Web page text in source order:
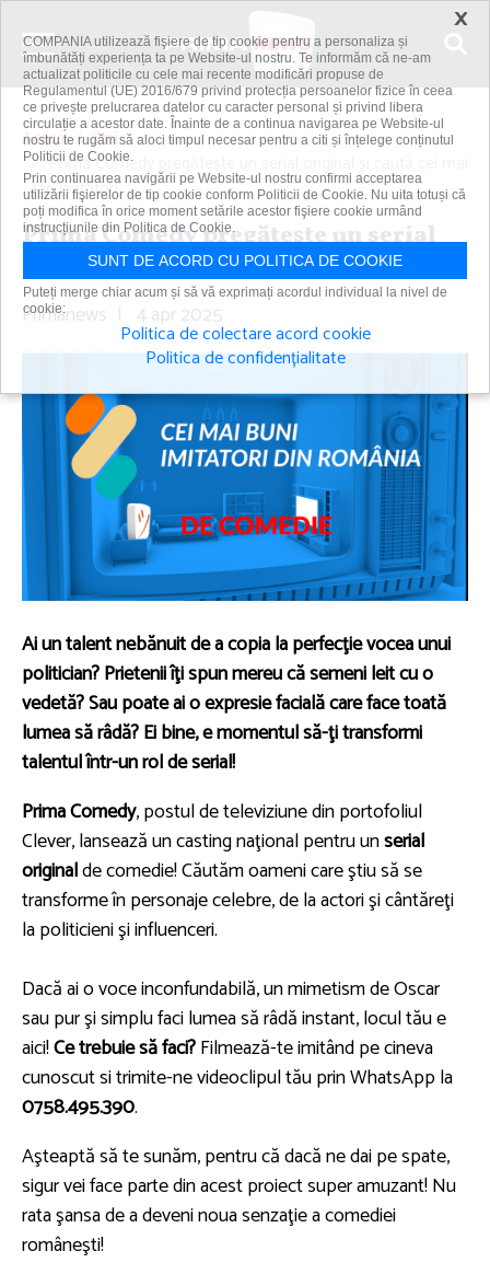
Acasă
Știri
Prima Comedy pregăteşte un serial original şi caută cei mai
tari imitatori
Prima Comedy pregăteşte un serial
original şi caută cei mai tari imitatori
Primanews | 4 apr 2025
Ai un talent nebănuit de a copia la perfecţie vocea unui
politician? Prietenii îţi spun mereu că semeni leit cu o
vedetă? Sau poate ai o expresie facială care face toată
lumea să râdă? Ei bine, e momentul să-ţi transformi
talentul într-un rol de serial!
Prima Comedy, postul de televiziune din portofoliul
Clever, lansează un casting naţional pentru unserial
originalde comedie! Căutăm oameni care ştiu să se
transforme în personaje celebre, de la actori şi cântăreţi
la politicieni şi influenceri.
Dacă ai o voce inconfundabilă, un mimetism de Oscar
sau pur şi simplu faci lumea să râdă instant, locul tău e
aici!Ce trebuie să faci?Filmează-te imitând pe cineva
cunoscut si trimite-ne videoclipul tău prin WhatsApp la
0758.495.390.
Aşteaptă să te sunăm, pentru că dacă ne dai pe spate,
sigur vei face parte din acest proiect super amuzant! Nu
rata şansa de a deveni noua senzaţie a comediei
româneşti!
×
COMPANIA utilizează fişiere de tip cookie pentru a personaliza și
îmbunătăți experiența ta pe Website-ul nostru. Te informăm că ne-am
actualizat politicile cu cele mai recente modificări propuse de
Regulamentul (UE) 2016/679 privind protecția persoanelor fizice în ceea
ce privește prelucrarea datelor cu caracter personal și privind libera
circulație a acestor date. Înainte de a continua navigarea pe Website-ul
nostru te rugăm să aloci timpul necesar pentru a citi și înțelege conținutul
Politicii de Cookie.
Prin continuarea navigării pe Website-ul nostru confirmi acceptarea
utilizării fişierelor de tip cookie conform Politicii de Cookie. Nu uita totuși că
poți modifica în orice moment setările acestor fişiere cookie urmând
instrucțiunile din Politica de Cookie.
SUNT DE ACORD CU POLITICA DE COOKIE
Puteți merge chiar acum și să vă exprimați acordul individual la nivel de
cookie:
Politica de colectare acord cookie
Politica de confidențialitate